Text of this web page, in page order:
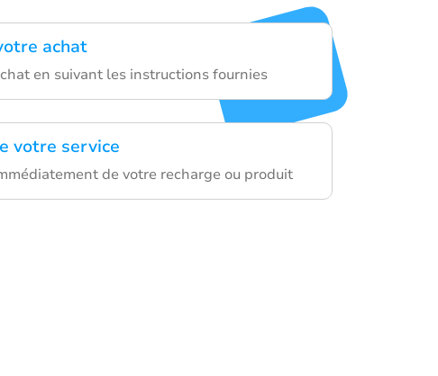
achat
en suivant les instructions fournies
votre service
de votre recharge ou produit